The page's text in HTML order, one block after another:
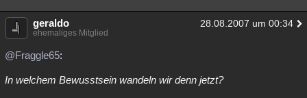
geraldo 28.08.2007 um 00:34
ehemaliges Mitglied
@Fraggle65:
In welchem Bewusstsein wandeln wir denn jetzt?